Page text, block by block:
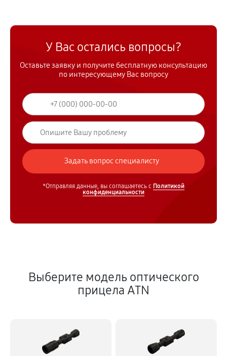
У Вас остались вопросы?
Оставьте заявку и получите бесплатную консультацию
по интересующему Вас вопросу
*Отправляя данные, вы соглашаетесь с Политикой
конфиденциальности
Выберите модель оптического
прицела ATN